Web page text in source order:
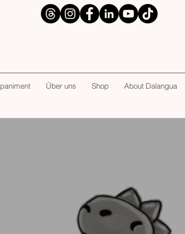
Über uns Shop About Dalangua